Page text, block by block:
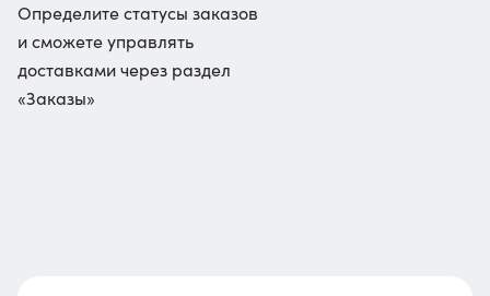
Определите статусы заказов
и сможете управлять
доставками через раздел
«Заказы»